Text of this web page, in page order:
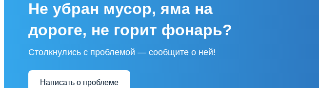
Не убран мусор, яма на
дороге, не горит фонарь?
Столкнулись с проблемой — сообщите о ней!
Написать о проблеме